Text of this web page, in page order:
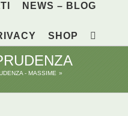
NEWS – BLOG
SHOP
- MASSIME